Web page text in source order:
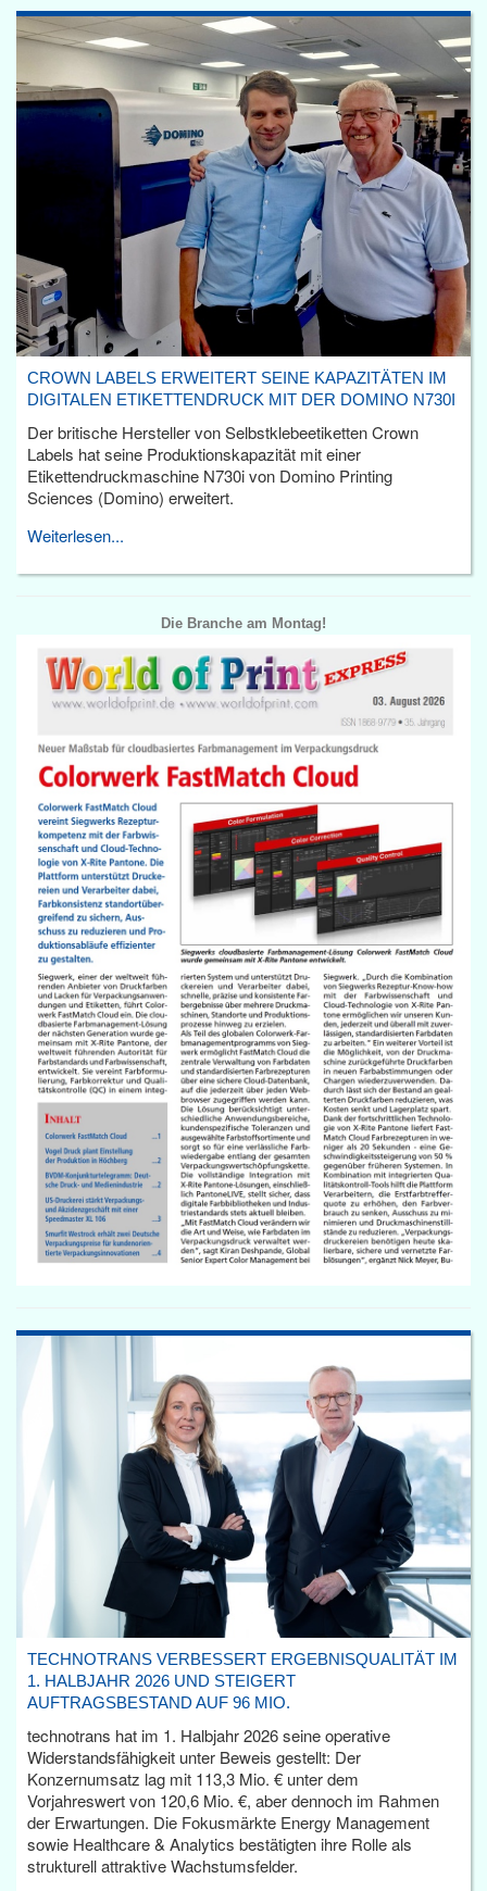
CROWN LABELS ERWEITERT SEINE KAPAZITÄTEN IM
DIGITALEN ETIKETTENDRUCK MIT DER DOMINO N730I
Der britische Hersteller von Selbstklebeetiketten Crown
Labels hat seine Produktionskapazität mit einer
Etikettendruckmaschine N730i von Domino Printing
Sciences (Domino) erweitert.
Weiterlesen...
Die Branche am Montag!
TECHNOTRANS VERBESSERT ERGEBNISQUALITÄT IM
1. HALBJAHR 2026 UND STEIGERT
AUFTRAGSBESTAND AUF 96 MIO.
technotrans hat im 1. Halbjahr 2026 seine operative
Widerstandsfähigkeit unter Beweis gestellt: Der
Konzernumsatz lag mit 113,3 Mio. € unter dem
Vorjahreswert von 120,6 Mio. €, aber dennoch im Rahmen
der Erwartungen. Die Fokusmärkte Energy Management
sowie Healthcare & Analytics bestätigten ihre Rolle als
strukturell attraktive Wachstumsfelder.